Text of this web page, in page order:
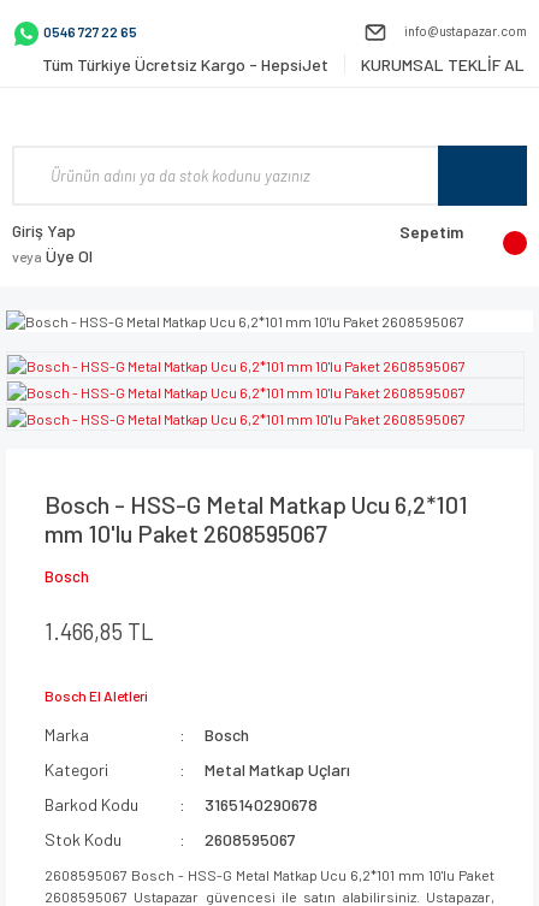
0546 727 22 65 info@ustapazar.com
Tüm Türkiye Ücretsiz Kargo - HepsiJet KURUMSAL TEKLİF AL
Giriş Yap
veya Üye Ol
Sepetim
Bosch - HSS-G Metal Matkap Ucu 6,2*101
mm 10'lu Paket 2608595067
Bosch
1.466,85 TL
Bosch El Aletleri
Marka
Bosch
Kategori
Metal Matkap Uçları
Barkod Kodu
3165140290678
Stok Kodu
2608595067
2608595067 Bosch - HSS-G Metal Matkap Ucu 6,2*101 mm 10'lu Paket
2608595067 Ustapazar güvencesi ile satın alabilirsiniz. Ustapazar,